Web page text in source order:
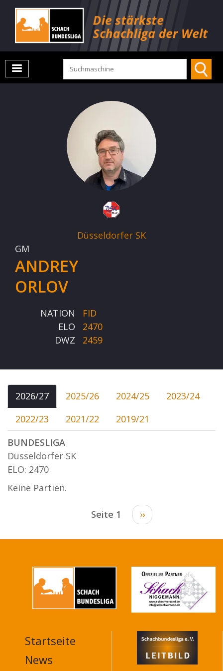
Düsseldorfer SK
GM
ANDREY
ORLOV
NATION
FID
ELO
2470
DWZ
2459
2026/27 2025/26 2024/25
2023/24
2022/23
2021/22
2019/21
BUNDESLIGA
Düsseldorfer SK
ELO: 2470
Keine Partien.
Seitennummerierung
Seite 1
Nächste
Seite
››
MAIN
NAVIGATION
FOOTER
Startseite
News